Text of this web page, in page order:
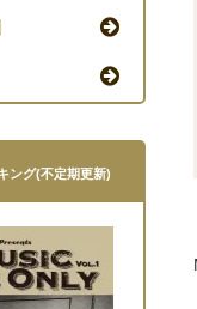
ング(不定期更新)